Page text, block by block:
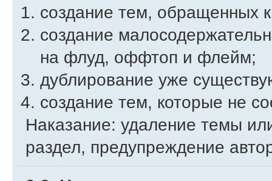
создание тем, обращенных
создание
на флуд, оффтоп и флейм;
дублирование уже
создание тем, которые не
Наказание: удаление темы
раздел, предупреждение